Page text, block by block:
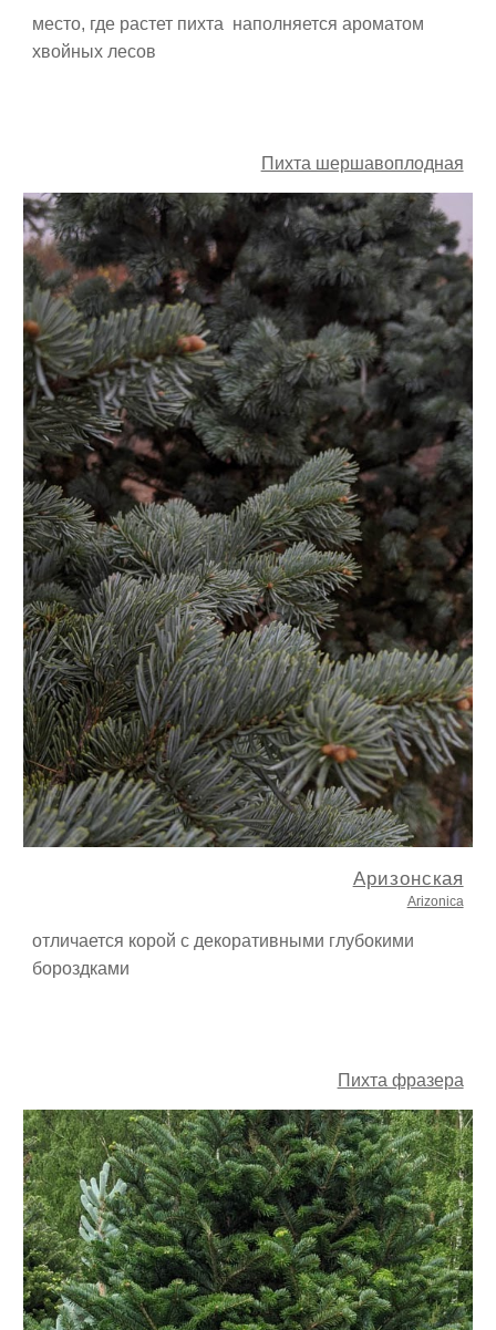
место, где растет пихта наполняется ароматом
хвойных лесов
Пихта шершавоплодная
Аризонская
Arizonica
отличается корой сдекоративными глубокими
бороздками
Пихта фразера